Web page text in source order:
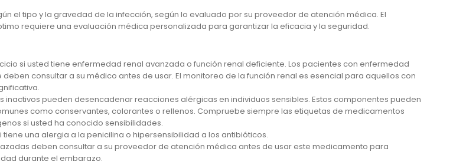
el tipo y la gravedad de la infección, según lo evaluado por su proveedor de atención médica. El
requiere una evaluación médica personalizada para garantizar la eficacia y la seguridad.
si usted tiene enfermedad renal avanzada o función renal deficiente. Los pacientes con enfermedad
consultar a su médico antes de usar. El monitoreo de la función renal es esencial para aquellos con
inactivos pueden desencadenar reacciones alérgicas en individuos sensibles. Estos componentes pueden
como conservantes, colorantes o rellenos. Compruebe siempre las etiquetas de medicamentos
si usted ha conocido sensibilidades.
tiene una alergia a la penicilina o hipersensibilidad a los antibióticos.
deben consultar a su proveedor de atención médica antes de usar este medicamento para
durante el embarazo.